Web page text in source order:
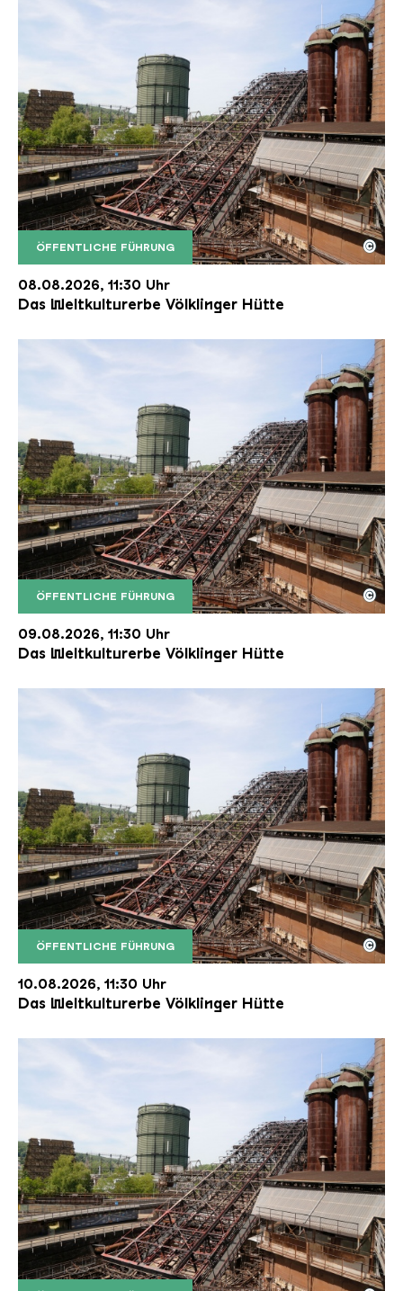
ÖFFENTLICHE FÜHRUNG
Der Erzschrägaufzug der Völklinger Hütte mit
Copyright: Weltkulturerbe Völklinger Hütte | Karl
©
08.08.2026, 11:30 Uhr
Das Weltkulturerbe Völklinger Hütte
ÖFFENTLICHE FÜHRUNG
Der Erzschrägaufzug der Völklinger Hütte mit
Copyright: Weltkulturerbe Völklinger Hütte | Karl
©
09.08.2026, 11:30 Uhr
Das Weltkulturerbe Völklinger Hütte
ÖFFENTLICHE FÜHRUNG
Der Erzschrägaufzug der Völklinger Hütte mit
Copyright: Weltkulturerbe Völklinger Hütte | Karl
©
10.08.2026, 11:30 Uhr
Das Weltkulturerbe Völklinger Hütte